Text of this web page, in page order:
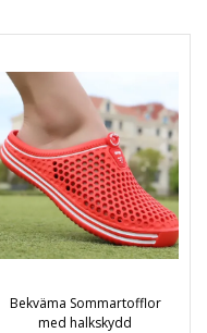
Bekväma Sommartofflor
med halkskydd